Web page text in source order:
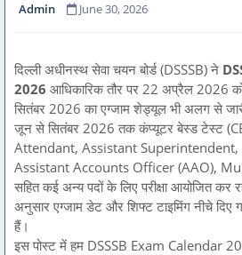
Admin June 30, 2026
दिल्ली अधीनस्थ सेवा चयन बोर्ड (DSSSB) ने
2026 आधिकारिक तौर पर 22 अप्रैल 2026
सितंबर 2026 का एग्जाम शेड्यूल भी अलग से
जून से सितंबर 2026 तक कंप्यूटर बेस्ड टेस्ट
Attendant, Assistant Superintendent,
Assistant Accounts Officer (AAO),
सहित कई अन्य पदों के लिए परीक्षा आयोजित कर
अनुसार एग्जाम डेट और शिफ्ट टाइमिंग नीचे
हैं।
इस पोस्ट में हम DSSSB Exam Calendar